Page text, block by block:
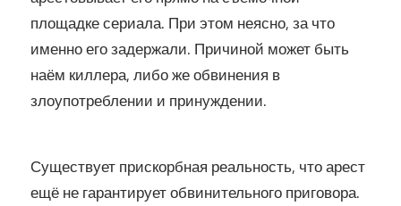
площадке сериала. При этом неясно, за что
именно его задержали. Причиной может быть
наём киллера, либо же обвинения в
злоупотреблении и принуждении.
Существует прискорбная реальность, что арест
ещё не гарантирует обвинительного приговора.